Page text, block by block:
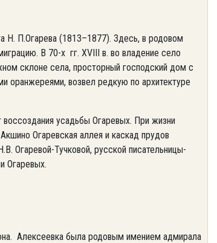
П.Огарева (1813–1877). Здесь, в родовом
В 70-х гг. XVIII в. во владение село
склоне села, просторный господский дом с
оранжереями, возвел редкую по архитектуре
усадьбы Огаревых. При жизни
Огаревская аллея и каскад прудов
Огаревой-Тучковой, русской писательницы-
Огаревых.
Алексеевка была родовым имением адмирала